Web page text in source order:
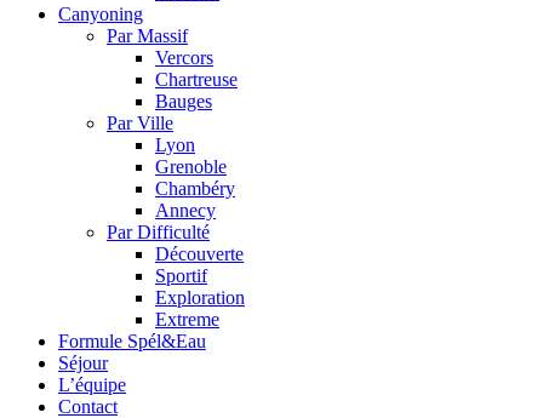
Canyoning
Par Massif
Vercors
Chartreuse
Bauges
Par Ville
Lyon
Grenoble
Chambéry
Annecy
Par Difficulté
Découverte
Sportif
Exploration
Extreme
Formule Spél&Eau
Séjour
L’équipe
Contact